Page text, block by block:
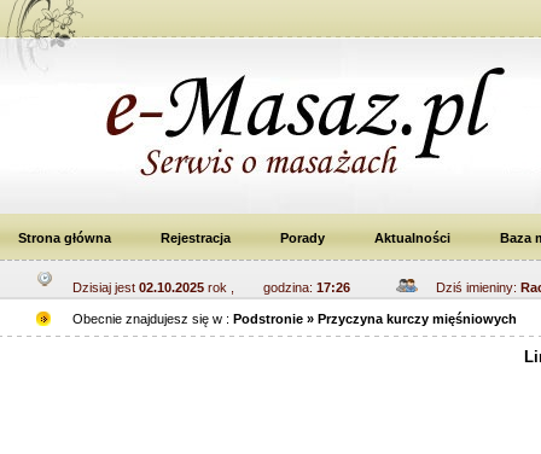
Strona główna Rejestracja Porady Aktualności Baza
Dzisiaj jest 02.10.2025 rok , godzina: 17:26 Dziś imieniny:
Obecnie znajdujesz się w : Podstronie » Przyczyna kurczy mięśniowych